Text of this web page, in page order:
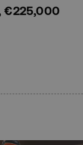
€225,000